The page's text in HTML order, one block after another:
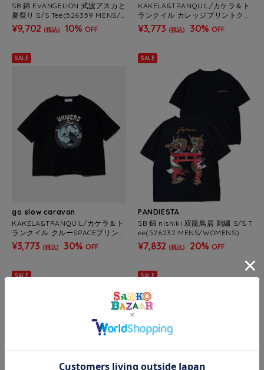
SB 錦 EVANGELION 式波アスカと
夏祭り S/S Tee(526359 MENS/
WOMENS)
¥9,702 (税込) 10% OFF
KAKELA&TRANQUIL/カケラ＆ト
ランクイル カレッジプリントクル
ーTEE (WOMENS)
¥3,773 (税込) 30% OFF
SALE
go slow caravan
KAKELA&TRANQUIL/カケラ＆ト
ランクイル クルーSPACEプリント
TEE (WOMENS)
¥3,773 (税込) 30% OFF
SALE
PANDIESTA
SB 錦 nishiki 双龍鳥居 刺繍 S/S T
ee(526232 MENS/WOMENS)
¥7,832 (税込) 20% OFF
SALE SALE